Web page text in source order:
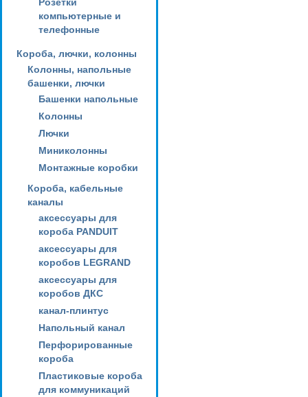
компьютерные и
телефонные
Короба, лючки, колонны
Колонны, напольные
башенки, лючки
Башенки напольные
Колонны
Лючки
Миниколонны
Монтажные коробки
Короба, кабельные
каналы
аксессуары для
короба PANDUIT
аксессуары для
коробов LEGRAND
аксессуары для
коробов ДКС
канал-плинтус
Напольный канал
Перфорированные
короба
Пластиковые короба
для коммуникаций